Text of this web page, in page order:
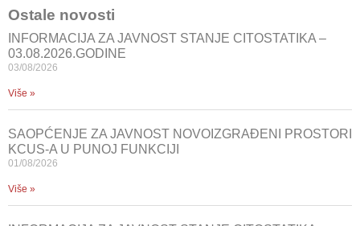
Ostale novosti
INFORMACIJA ZA JAVNOST STANJE CITOSTATIKA –
03.08.2026.GODINE
03/08/2026
Više »
SAOPĆENJE ZA JAVNOST NOVOIZGRAĐENI PROSTORI
KCUS-A U PUNOJ FUNKCIJI
01/08/2026
Više »